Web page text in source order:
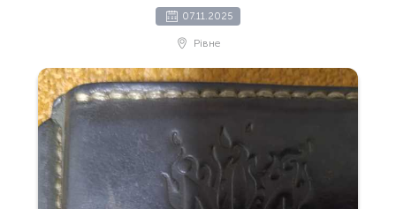
07.11.2025
Рівне